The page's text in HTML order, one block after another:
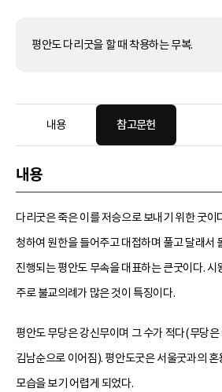
평안도 다리굿을 할 때 착용하는 무복.
내용 참고문헌
내용
다리굿은 죽은 이를 저승으로 보내기 위한 굿이
청하여 원한을 들어주고 대접하며 풀고 달래서
진행되는 평안도 무속을 대표하는 큰굿이다.
주로 불교의례가 많은 것이 특징이다.
평안도 무당은 강신무이며 그 수가 적다(무당
김남순으로 이어짐). 평안도굿은 서울굿과의 혼
모습을 보기 어렵게 되었다.